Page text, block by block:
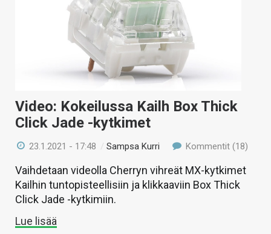
Video: Kokeilussa Kailh Box Thick
Click Jade -kytkimet
23.1.2021 - 17:48 /Sampsa Kurri Kommentit (18)
Vaihdetaan videolla Cherryn vihreät MX-kytkimet
Kailhin tuntopisteellisiin ja klikkaaviin Box Thick
Click Jade -kytkimiin.
Lue lisää